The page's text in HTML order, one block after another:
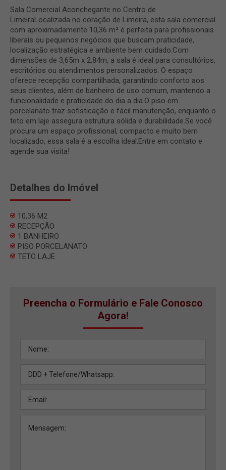
Sala Comercial Aconchegante no Centro de
LimeiraLocalizada no coração de Limeira, esta sala comercial
com aproximadamente 10,36 m² é perfeita para profissionais
liberais ou pequenos negócios que buscam praticidade,
localização estratégica e ambiente bem cuidado.Com
dimensões de 3,65m x 2,84m, a sala é ideal para consultórios,
escritórios ou atendimentos personalizados. O espaço
oferece recepção compartilhada, garantindo conforto aos
seus clientes, além de banheiro de uso comum, mantendo a
funcionalidade e praticidade do dia a dia.O piso em
porcelanato traz sofisticação e fácil manutenção, enquanto o
teto em laje assegura estrutura sólida e durabilidade.Se você
procura um espaço profissional, compacto e muito bem
localizado, essa sala é a escolha ideal.Entre em contato e
agende sua visita!
Detalhes do Imóvel
10,36 M2
RECEPÇÃO
1 BANHEIRO
PISO PORCELANATO
TETO LAJE
Preencha o Formulário e Fale Conosco
Agora!